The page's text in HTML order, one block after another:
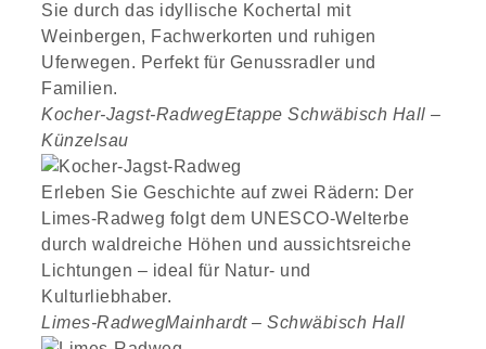
Sie durch das idyllische Kochertal mit
Weinbergen, Fachwerkorten und ruhigen
Uferwegen. Perfekt für Genussradler und
Familien.
Kocher-Jagst-RadwegEtappe Schwäbisch Hall –
Künzelsau
Erleben Sie Geschichte auf zwei Rädern: Der
Limes-Radweg folgt dem UNESCO-Welterbe
durch waldreiche Höhen und aussichtsreiche
Lichtungen – ideal für Natur- und
Kulturliebhaber.
Limes-RadwegMainhardt – Schwäbisch Hall